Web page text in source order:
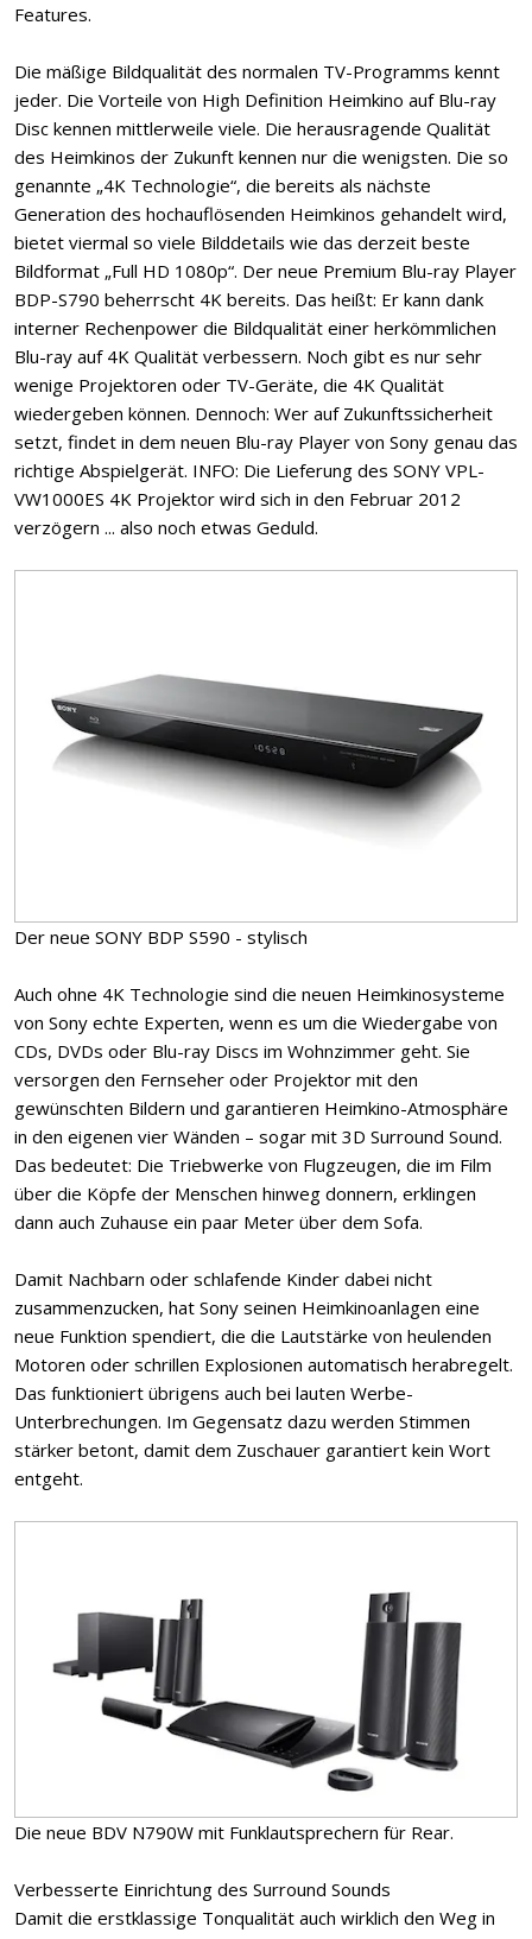
Features.
Die mäßige Bildqualität des normalen TV-Programms kennt
jeder. Die Vorteile von High Definition Heimkino auf Blu-ray
Disc kennen mittlerweile viele. Die herausragende Qualität
des Heimkinos der Zukunft kennen nur die wenigsten. Die so
genannte „4K Technologie“, die bereits als nächste
Generation des hochauflösenden Heimkinos gehandelt wird,
bietet viermal so viele Bilddetails wie das derzeit beste
Bildformat „Full HD 1080p“. Der neue Premium Blu-ray Player
BDP-S790 beherrscht 4K bereits. Das heißt: Er kann dank
interner Rechenpower die Bildqualität einer herkömmlichen
Blu-ray auf 4K Qualität verbessern. Noch gibt es nur sehr
wenige Projektoren oder TV-Geräte, die 4K Qualität
wiedergeben können. Dennoch: Wer auf Zukunftssicherheit
setzt, findet in dem neuen Blu-ray Player von Sony genau das
richtige Abspielgerät. INFO: Die Lieferung des SONY VPL-
VW1000ES 4K Projektor wird sich in den Februar 2012
verzögern ... also noch etwas Geduld.
Der neue SONY BDP S590 - stylisch
Auch ohne 4K Technologie sind die neuen Heimkinosysteme
von Sony echte Experten, wenn es um die Wiedergabe von
CDs, DVDs oder Blu-ray Discs im Wohnzimmer geht. Sie
versorgen den Fernseher oder Projektor mit den
gewünschten Bildern und garantieren Heimkino-Atmosphäre
in den eigenen vier Wänden – sogar mit 3D Surround Sound.
Das bedeutet: Die Triebwerke von Flugzeugen, die im Film
über die Köpfe der Menschen hinweg donnern, erklingen
dann auch Zuhause ein paar Meter über dem Sofa.
Damit Nachbarn oder schlafende Kinder dabei nicht
zusammenzucken, hat Sony seinen Heimkinoanlagen eine
neue Funktion spendiert, die die Lautstärke von heulenden
Motoren oder schrillen Explosionen automatisch herabregelt.
Das funktioniert übrigens auch bei lauten Werbe-
Unterbrechungen. Im Gegensatz dazu werden Stimmen
stärker betont, damit dem Zuschauer garantiert kein Wort
entgeht.
Die neue BDV N790W mit Funklautsprechern für Rear.
Verbesserte Einrichtung des Surround Sounds
Damit die erstklassige Tonqualität auch wirklich den Weg in